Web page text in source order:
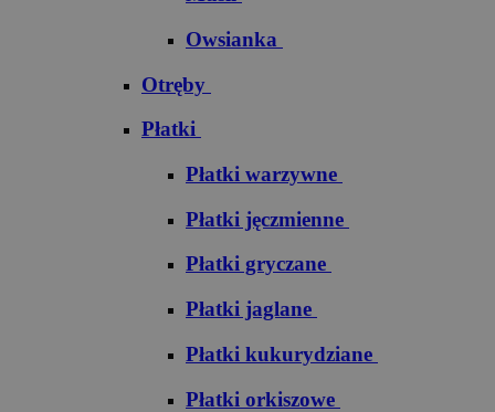
Owsianka
Otręby
Płatki
Płatki warzywne
Płatki jęczmienne
Płatki gryczane
Płatki jaglane
Płatki kukurydziane
Płatki orkiszowe